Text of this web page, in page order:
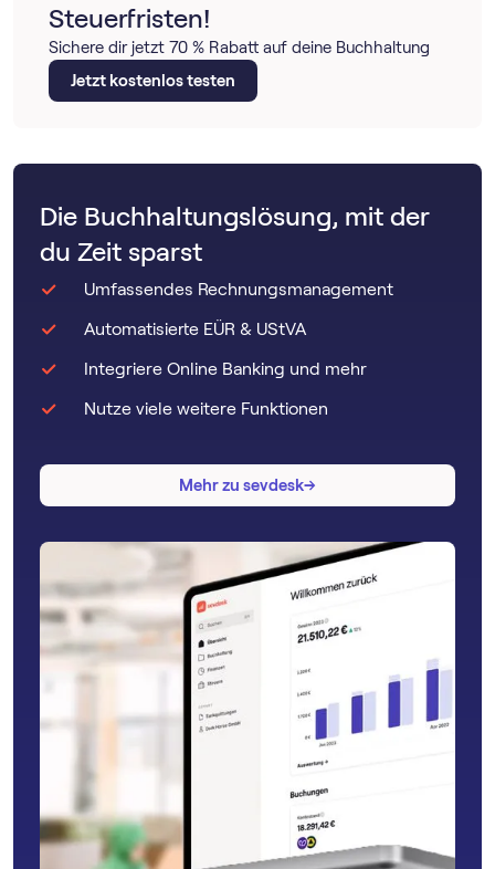
Steuerfristen!
Sichere dir jetzt 70 % Rabatt auf deine Buchhaltung
Jetzt kostenlos testen
Die Buchhaltungslösung, mit der
du Zeit sparst
Umfassendes Rechnungsmanagement
Automatisierte EÜR & UStVA
Integriere Online Banking und mehr
Nutze viele weitere Funktionen
Mehr zu sevdesk→
→